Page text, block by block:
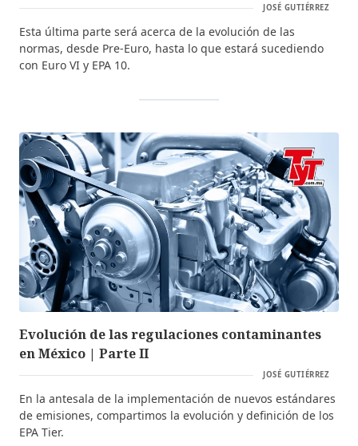
JOSÉ GUTIÉRREZ
Esta última parte será acerca de la evolución de las
normas, desde Pre-Euro, hasta lo que estará sucediendo
con Euro VI y EPA 10.
Evolución de las regulaciones contaminantes
en México | Parte II
JOSÉ GUTIÉRREZ
En la antesala de la implementación de nuevos estándares
de emisiones, compartimos la evolución y definición de los
EPA Tier.